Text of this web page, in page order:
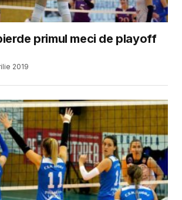
primul meci de playoff
2019